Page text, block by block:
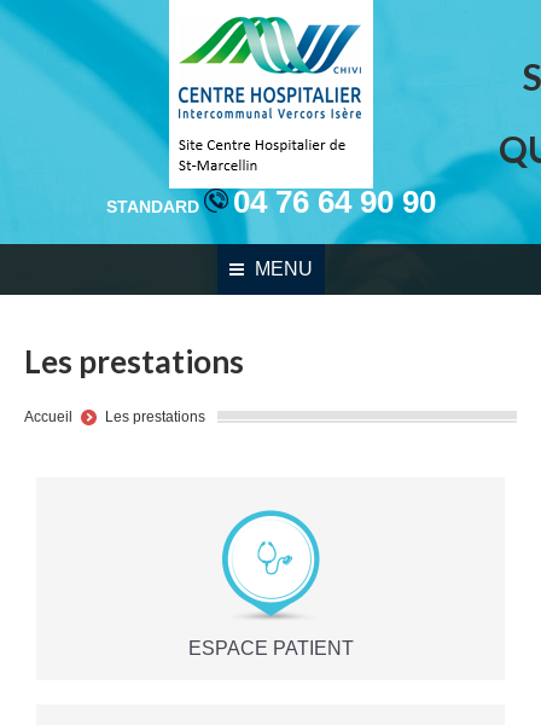
STANDARD 04 76 64 90 90
MENU
Les prestations
You are here:
Accueil Les prestations
ESPACE PATIENT